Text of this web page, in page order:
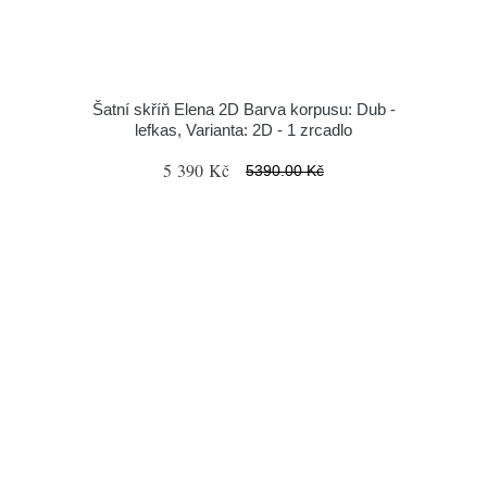
Šatní skříň Elena 2D Barva korpusu: Dub -
lefkas, Varianta: 2D - 1 zrcadlo
5 390 Kč 5390.00 Kč